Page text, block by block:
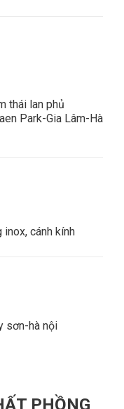
thái lan phủ
Park-Gia Lâm-Hà
inox, cánh kính
sơn-hà nội
PHỒNG